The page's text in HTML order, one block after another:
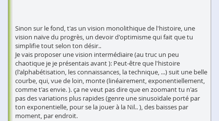
Sinon sur le fond, t'as un vision monolithique de l'histoire, une
vision naïve du progrès, un devoir d'optimisme qui fait que tu
simplifie tout selon ton désir..
Je vais proposer une vision intermédiaire (au truc un peu
chaotique je je présentais avant ): Peut-être que l'histoire
(l'alphabétisation, les connaissances, la technique, ...) suit une belle
courbe, qui, vue de loin, monte (linéairement, exponentiellement,
comme t'as envie. ). ça ne veut pas dire que en zoomant tu n'as
pas des variations plus rapides (genre une sinusoïdale porté par
ton exponentielle, pour se la jouer à la Nil.. ), des baisses par
moment, par endroit.